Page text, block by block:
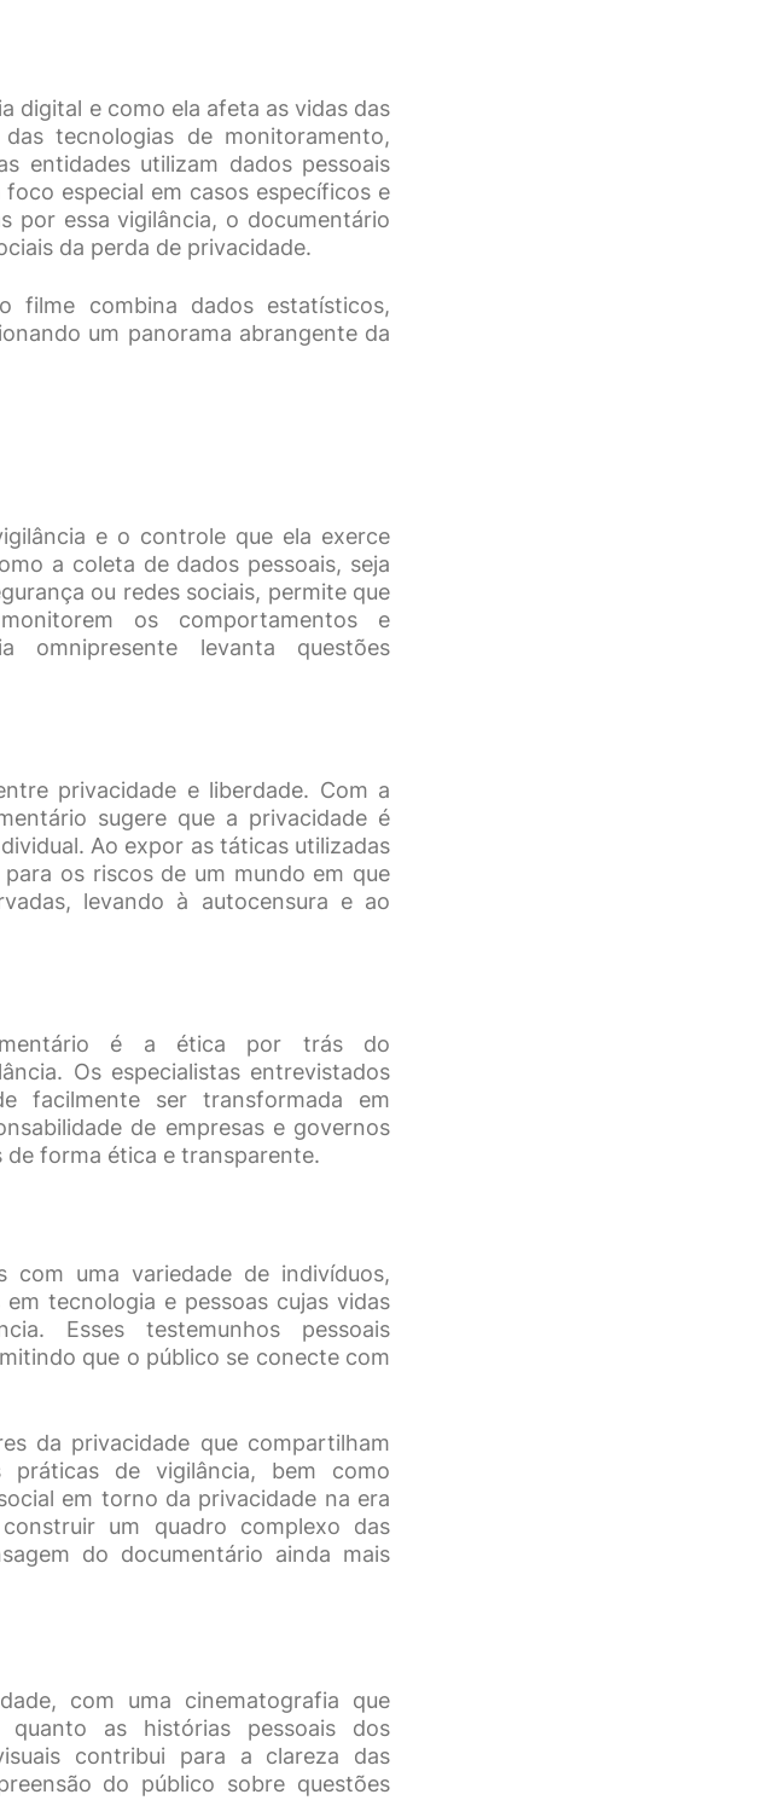
digital e como ela afeta as vidas das
tecnologias de monitoramento,
entidades utilizam dados pessoais
especial em casos específicos e
por essa vigilância, o documentário
da perda de privacidade.
filme combina dados estatísticos,
um panorama abrangente da
e o controle que ela exerce
a coleta de dados pessoais, seja
ou redes sociais, permite que
os comportamentos e
omnipresente levanta questões
privacidade e liberdade. Com a
sugere que a privacidade é
Ao expor as táticas utilizadas
os riscos de um mundo em que
levando à autocensura e ao
é a ética por trás do
Os especialistas entrevistados
facilmente ser transformada em
de empresas e governos
de forma ética e transparente.
com uma variedade de indivíduos,
tecnologia e pessoas cujas vidas
Esses testemunhos pessoais
que o público se conecte com
da privacidade que compartilham
práticas de vigilância, bem como
em torno da privacidade na era
um quadro complexo das
do documentário ainda mais
com uma cinematografia que
as histórias pessoais dos
contribui para a clareza das
do público sobre questões